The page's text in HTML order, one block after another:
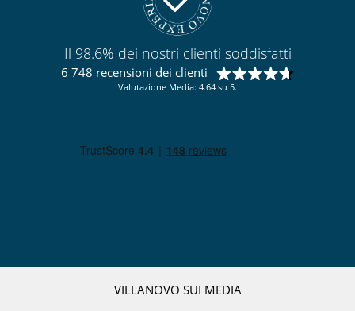
Il 98.6% dei nostri clienti soddisfatti
6 748 recensioni dei clienti
Valutazione Media: 4.64 su 5.
VILLANOVO SUI MEDIA